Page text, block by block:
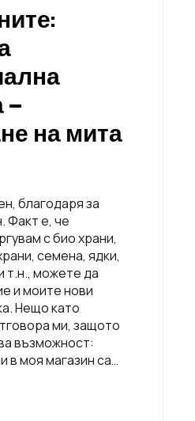
–
на мита
благодаря за
Факт е, че
с био храни,
семена, ядки,
т.н., можете да
и моите нови
Нещо като
ми, защото
възможност:
в моя магазин са…